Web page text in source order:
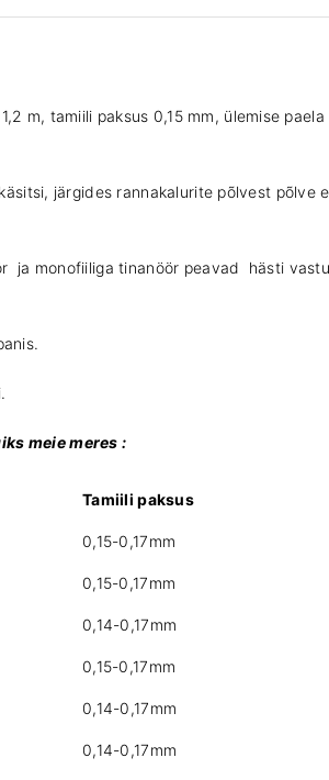
k
v
k
u
g
4
x
1
2
0
5
m, tamiili paksus 0,15 mm, ülemise
järgides rannakalurite põlvest põlve
ja monofiiliga tinanöör peavad hästi
meie meres :
Tamiili paksus
0,15-0,17mm
0,15-0,17mm
0,14-0,17mm
0,15-0,17mm
0,14-0,17mm
0,14-0,17mm